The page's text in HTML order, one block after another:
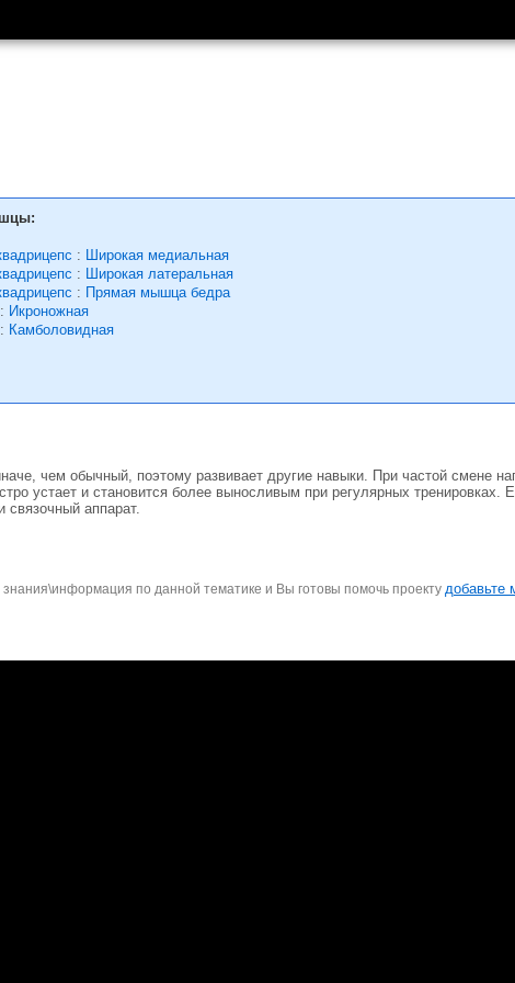
: Широкая медиальная
: Широкая латеральная
: Прямая мышца бедра
: Икроножная
: Камболовидная
чем обычный, поэтому развивает другие навыки. При частой смене
устает и становится более выносливым при регулярных тренировках.
аппарат.
знания\информация по данной тематике и Вы готовы помочь проекту добавьте